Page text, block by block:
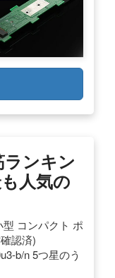
ンキン
人気の
コンパクト ポ
認済)
b/n 5つ星のう